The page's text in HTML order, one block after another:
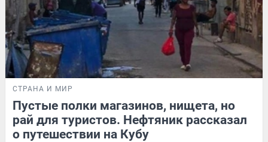
СТРАНА И МИР
Пустые полки магазинов, нищета, но
рай для туристов. Нефтяник рассказал
о путешествии на Кубу